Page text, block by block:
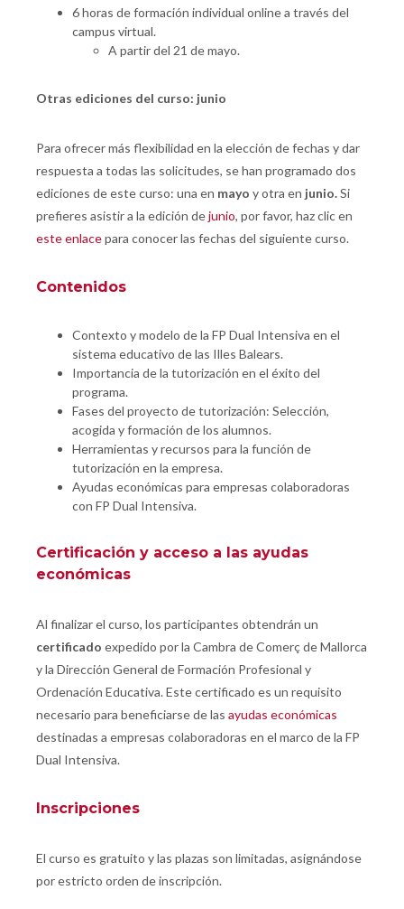
6 horas de formación individual online a través del
campus virtual.
A partir del 21 de mayo.
Otras ediciones del curso: junio
Para ofrecer más flexibilidad en la elección de fechas y dar
respuesta a todas las solicitudes, se han programado dos
ediciones de este curso: una en mayo y otra en junio.Si
prefieres asistir a la edición dejunio, por favor, haz clic en
este enlacepara conocer las fechas del siguiente curso.
Contenidos
Contexto y modelo de la FP Dual Intensiva en el
sistema educativo de las Illes Balears.
Importancia de la tutorización en el éxito del
programa.
Fases del proyecto de tutorización: Selección,
acogida y formación de los alumnos.
Herramientas y recursos para la función de
tutorización en la empresa.
Ayudas económicas para empresas colaboradoras
con FP Dual Intensiva.
Certificación y acceso a las ayudas
económicas
Al finalizar el curso, los participantes obtendrán un
certificado expedido por la Cambra de Comerç de Mallorca
y la Dirección General de Formación Profesional y
Ordenación Educativa. Este certificado es un requisito
necesario para beneficiarse de las ayudas económicas
destinadas a empresas colaboradoras en el marco de la FP
Dual Intensiva.
Inscripciones
El curso es gratuito y las plazas son limitadas, asignándose
por estricto orden de inscripción.